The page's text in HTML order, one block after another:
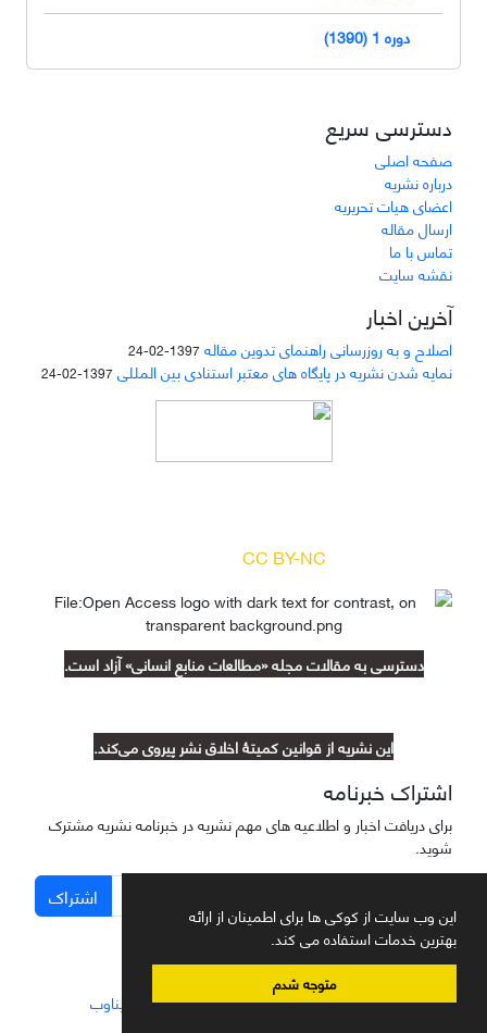
این وب سایت از کوکی ها برای اطمینان از ارائه
بهترین خدمات استفاده می کند.
متوجه شدم
دوره 1 (1390)
دسترسی سریع
صفحه اصلی
درباره نشریه
اعضای هیات تحریریه
ارسال مقاله
تماس با ما
نقشه سایت
آخرین اخبار
اصلاح و به روزرسانی راهنمای تدوین مقاله 1397-02-24
نمایه شدن نشریه در پایگاه های معتبر استنادی بین المللی 1397-02-24
CC BY-NC
دسترسی به مقالات مجله «مطالعات منابع انسانی» آزاد است.
این نشریه از قوانین کمیتۀ اخلاق نشر پیروی می‌کند.
اشتراک خبرنامه
برای دریافت اخبار و اطلاعیه های مهم نشریه در خبرنامه نشریه مشترک
شوید.
اشتراک
سامانه مدیریت نشریات علمی.طراحی و پیاده سازی از سیناوب